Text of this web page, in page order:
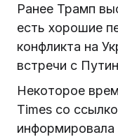
Ранее Трамп
есть хорошие
конфликта на
встречи с
Некоторое
Times со